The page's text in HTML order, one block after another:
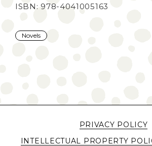
ISBN: 978-4041005163
Novels
PRIVACY POLICY
INTELLECTUAL PROPERTY